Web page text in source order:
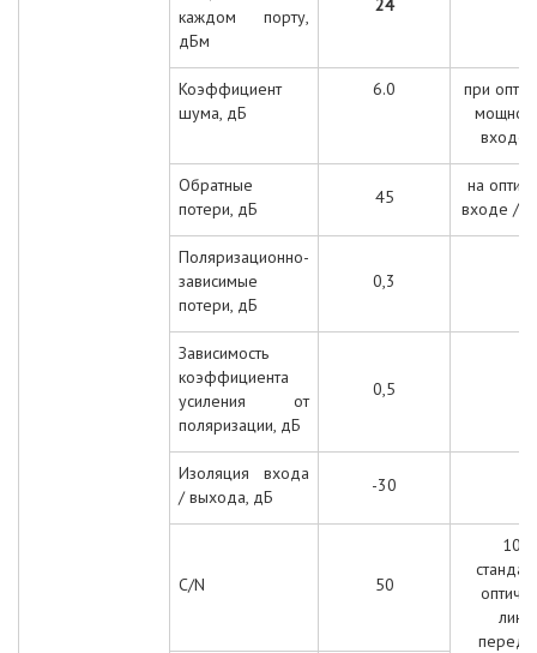
каждом порту,
дБм
24
Коэффициент
шума, дБ
6.0
при
входе
Обратные
потери, дБ
45
на
входе /
Поляризационно-
зависимые
потери, дБ
0,3
Зависимость
коэффициента
усиления от
поляризации, дБ
0,5
Изоляция входа
/ выхода, дБ
-30
C/N 50